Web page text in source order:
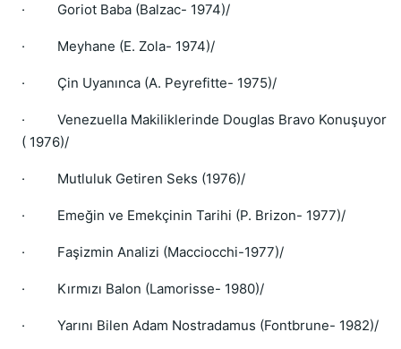
· Goriot Baba (Balzac- 1974)/
· Meyhane (E. Zola- 1974)/
· Çin Uyanınca (A. Peyrefitte- 1975)/
· Venezuella Makiliklerinde Douglas Bravo Konuşuyor
( 1976)/
· Mutluluk Getiren Seks (1976)/
· Emeğin ve Emekçinin Tarihi (P. Brizon- 1977)/
· Faşizmin Analizi (Macciocchi-1977)/
· Kırmızı Balon (Lamorisse- 1980)/
· Yarını Bilen Adam Nostradamus (Fontbrune- 1982)/